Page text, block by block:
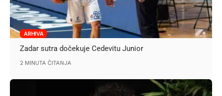
ARHIVA
Zadar sutra dočekuje Cedevitu Junior
2 MINUTA ČITANJA